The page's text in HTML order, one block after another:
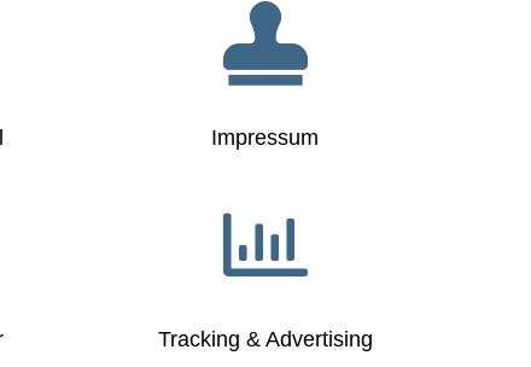

Impressum

Tracking & Advertising